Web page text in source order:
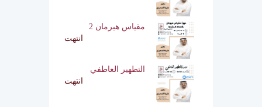
مقياس هيرمان 2
انتهت
التطهير العاطفي
انتهت